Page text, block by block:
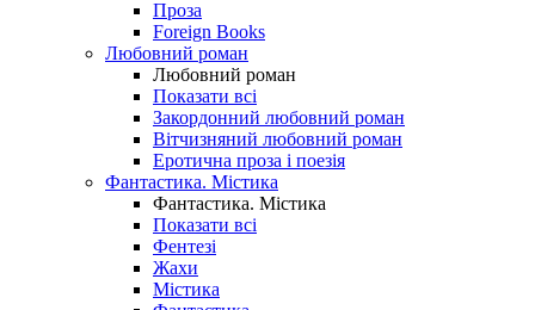
Проза
Foreign Books
Любовний роман
Любовний роман
Показати всі
Закордонний любовний роман
Вітчизняний любовний роман
Еротична проза і поезія
Фантастика. Містика
Фантастика. Містика
Показати всі
Фентезі
Жахи
Містика